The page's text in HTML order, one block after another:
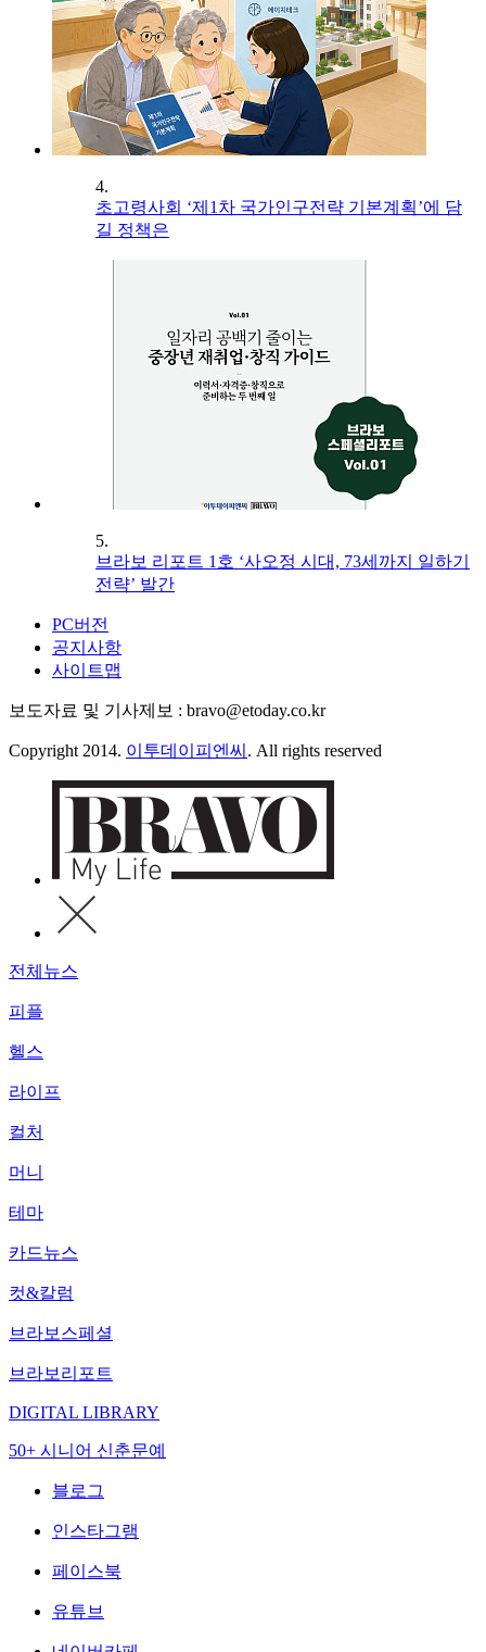
4.
초고령사회 ‘제1차 국가인구전략 기본계획’에 담
길 정책은
5.
브라보 리포트 1호 ‘사오정 시대, 73세까지 일하기
전략’ 발간
PC버전
공지사항
사이트맵
보도자료 및 기사제보 : bravo@etoday.co.kr
Copyright 2014. 이투데이피엔씨 . All rights reserved
전체뉴스
피플
헬스
라이프
컬처
머니
테마
카드뉴스
컷&칼럼
브라보스페셜
브라보리포트
DIGITAL LIBRARY
50+ 시니어 신춘문예
블로그
인스타그램
페이스북
유튜브